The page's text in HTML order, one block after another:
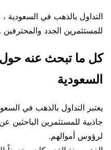
التداول بالذهب في السعودية
للمستثمرين الجدد والمحترفين .
كل ما تبحث عنه
السعودية
يعتبر التداول بالذهب في
جاذبية للمستثمرين الباحثين
لرؤوس أموالهم.